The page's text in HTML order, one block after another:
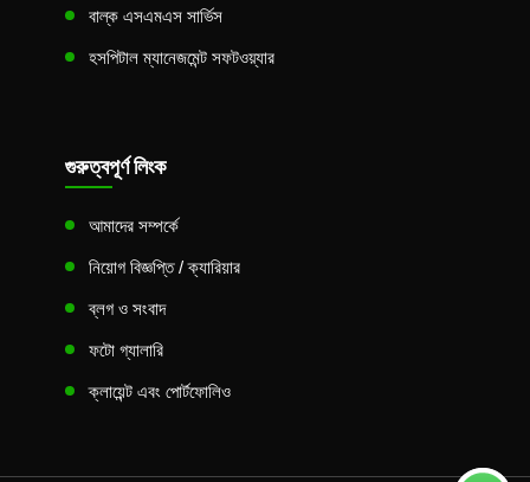
বাল্ক এসএমএস সার্ভিস
হসপিটাল ম্যানেজমেন্ট সফটওয়্যার
গুরুত্বপূর্ণ লিংক
আমাদের সম্পর্কে
নিয়োগ বিজ্ঞপ্তি / ক্যারিয়ার
ব্লগ ও সংবাদ
ফটো গ্যালারি
ক্লায়েন্ট এবং পোর্টফোলিও